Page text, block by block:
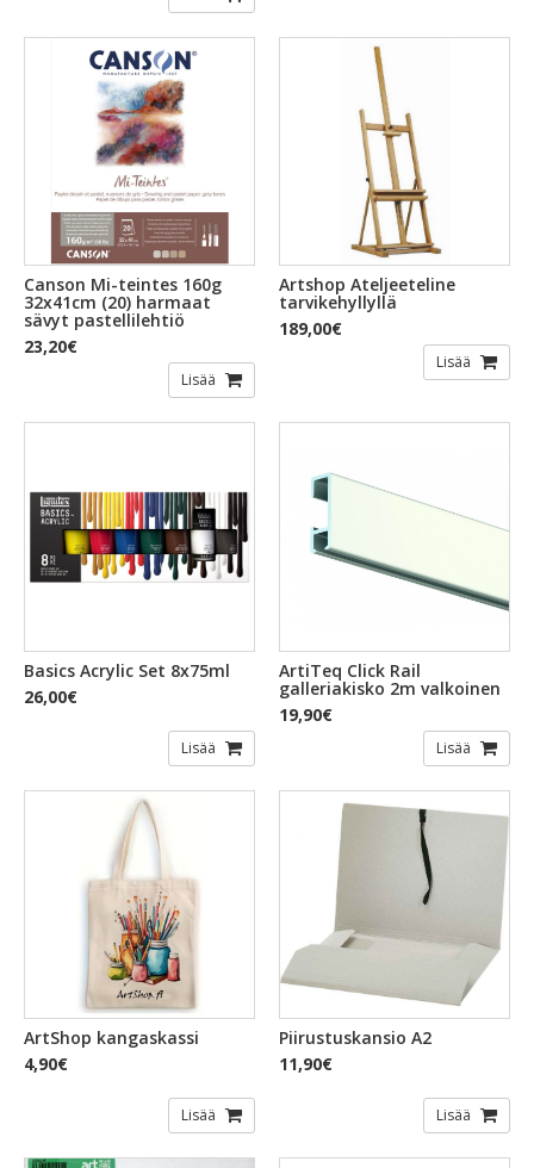
Canson Mi-teintes 160g
32x41cm (20) harmaat
sävyt pastellilehtiö
23,20€
Lisää
Artshop Ateljeeteline
tarvikehyllyllä
189,00€
Lisää
Basics Acrylic Set 8x75ml
26,00€
Lisää
ArtiTeq Click Rail
galleriakisko 2m valkoinen
19,90€
Lisää
ArtShop kangaskassi
4,90€
Lisää
Piirustuskansio A2
11,90€
Lisää